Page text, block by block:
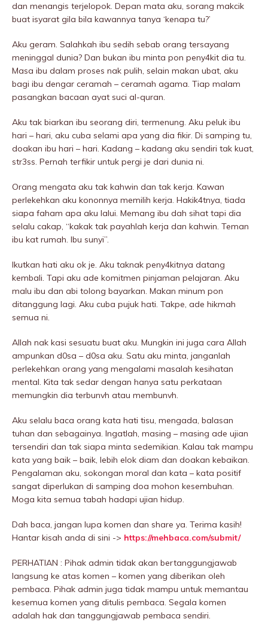
dan menangis terjelopok. Depan mata aku, sorang makcik
buat isyarat giIa bila kawannya tanya ‘kenapa tu?’
Aku geram. Salahkah ibu sedih sebab orang tersayang
meninggaI dunia? Dan bukan ibu minta pon peny4kit dia tu.
Masa ibu dalam proses nak pulih, selain makan ubat, aku
bagi ibu dengar ceramah – ceramah agama. Tiap malam
pasangkan bacaan ayat suci al-quran.
Aku tak biarkan ibu seorang diri, termenung. Aku peIuk ibu
hari – hari, aku cuba selami apa yang dia fikir. Di samping tu,
doakan ibu hari – hari. Kadang – kadang aku sendiri tak kuat,
str3ss. Pernah terfikir untuk pergi je dari dunia ni.
Orang mengata aku tak kahwin dan tak kerja. Kawan
perlekehkan aku kononnya memilih kerja. Hakik4tnya, tiada
siapa faham apa aku lalui. Memang ibu dah sihat tapi dia
selalu cakap, “kakak tak payahlah kerja dan kahwin. Teman
ibu kat rumah. Ibu sunyi”.
Ikutkan hati aku ok je. Aku taknak peny4kitnya datang
kembali. Tapi aku ade komitmen pinjaman pelajaran. Aku
malu ibu dan abi tolong bayarkan. Makan minum pon
ditanggung lagi. Aku cuba pujuk hati. Takpe, ade hikmah
semua ni.
Allah nak kasi sesuatu buat aku. Mungkin ini juga cara Allah
ampunkan d0sa – d0sa aku. Satu aku minta, janganlah
perlekehkan orang yang mengalami masalah kesihatan
mentaI. Kita tak sedar dengan hanya satu perkataan
memungkin dia terbunvh atau membunvh.
Aku selalu baca orang kata hati tisu, mengada, baIasan
tuhan dan sebagainya. Ingatlah, masing – masing ade ujian
tersendiri dan tak siapa minta sedemikian. Kalau tak mampu
kata yang baik – baik, lebih elok diam dan doakan kebaikan.
Pengalaman aku, sokongan moral dan kata – kata positif
sangat diperIukan di samping doa mohon kesembuhan.
Moga kita semua tabah hadapi ujian hidup.
Dah baca, jangan lupa komen dan share ya. Terima kasih!
Hantar kisah anda di sini -> https://mehbaca.com/submit/
PERHATIAN : Pihak admin tidak akan bertanggungjawab
langsung ke atas komen – komen yang diberikan oleh
pembaca. Pihak admin juga tidak mampu untuk memantau
kesemua komen yang ditulis pembaca. Segala komen
adalah hak dan tanggungjawab pembaca sendiri.